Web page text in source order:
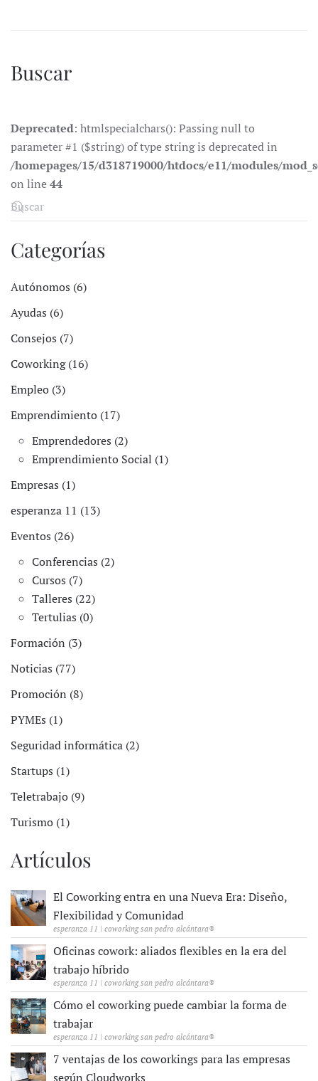
Buscar
Deprecated: htmlspecialchars(): Passing null to
parameter #1 ($string) of type string is deprecated in
/homepages/15/d318719000/htdocs/e11/modules/
on line44
Categorías
Autónomos (6)
Ayudas (6)
Consejos (7)
Coworking (16)
Empleo (3)
Emprendimiento (17)
Emprendedores (2)
Emprendimiento Social (1)
Empresas (1)
esperanza 11 (13)
Eventos (26)
Conferencias (2)
Cursos (7)
Talleres (22)
Tertulias (0)
Formación (3)
Noticias (77)
Promoción (8)
PYMEs (1)
Seguridad informática (2)
Startups (1)
Teletrabajo (9)
Turismo (1)
Artículos
El Coworking entra en una Nueva Era: Diseño,
Flexibilidad y Comunidad
esperanza 11 | coworking san pedro alcántara®
Oficinas cowork: aliados flexibles en la era del
trabajo híbrido
esperanza 11 | coworking san pedro alcántara®
Cómo el coworking puede cambiar la forma de
trabajar
esperanza 11 | coworking san pedro alcántara®
7 ventajas de los coworkings para las empresas
según Cloudworks